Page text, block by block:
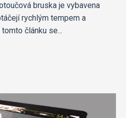
bruska je vybavena
rychlým tempem a
článku se...